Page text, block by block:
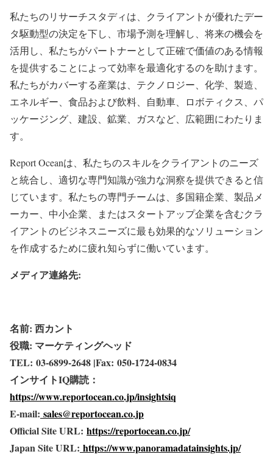
私たちのリサーチスタディは、クライアントが優れたデー
タ駆動型の決定を下し、市場予測を理解し、将来の機会を
活用し、私たちがパートナーとして正確で価値のある情報
を提供することによって効率を最適化するのを助けます。
私たちがカバーする産業は、テクノロジー、化学、製造、
エネルギー、食品および飲料、自動車、ロボティクス、パ
ッケージング、建設、鉱業、ガスなど、広範囲にわたりま
す。
Report Oceanは、私たちのスキルをクライアントのニーズ
と統合し、適切な専門知識が強力な洞察を提供できると信
じています。私たちの専門チームは、多国籍企業、製品メ
ーカー、中小企業、またはスタートアップ企業を含むクラ
イアントのビジネスニーズに最も効果的なソリューション
を作成するために疲れ知らずに働いています。
メディア連絡先:
名前: 西カント
役職: マーケティングヘッド
TEL: 03-6899-2648 |Fax: 050-1724-0834
インサイトIQ購読：
https://www.reportocean.co.jp/insightsiq
E-mail: sales@reportocean.co.jp
Official Site URL: https://reportocean.co.jp/
Japan Site URL: https://www.panoramadatainsights.jp/